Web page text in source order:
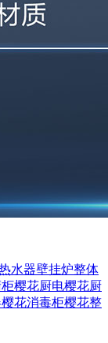
水器壁挂炉整体
樱花厨电樱花厨
樱花消毒柜樱花整